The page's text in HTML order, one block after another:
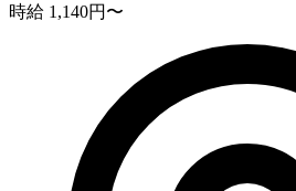
時給 1,140円〜